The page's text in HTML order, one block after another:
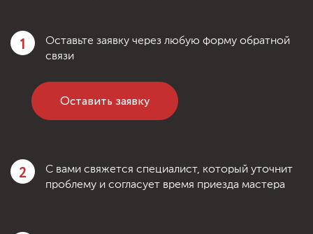
1
Оставьте заявку через любую форму обратной
связи
Оставить заявку
2
С вами свяжется специалист, который уточнит
проблему и согласует время приезда мастера